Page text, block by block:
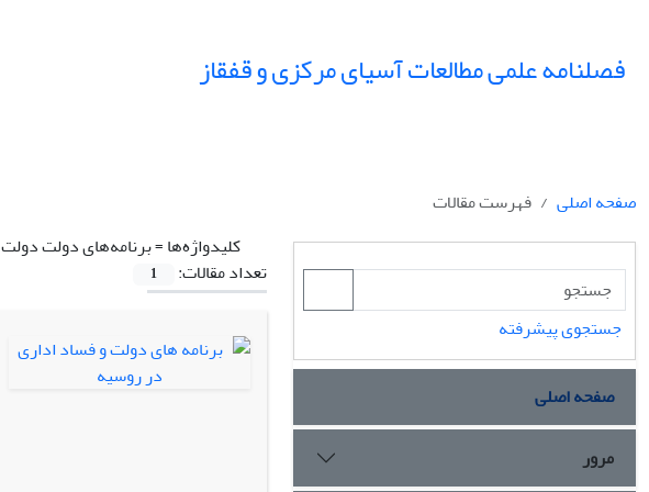
فصلنامه علمی مطالعات آسیای مرکزی و قفقاز
صفحه اصلی
فهرست مقالات
کلیدواژه‌ها =برنامه‌های دولت دولت
تعداد مقالات:
1
جستجوی پیشرفته
صفحه اصلی
مرور